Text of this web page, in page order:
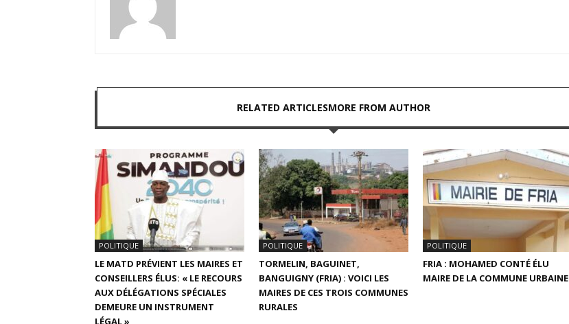
RELATED ARTICLESMORE FROM AUTHOR
POLITIQUE
LE MATD PRÉVIENT LES MAIRES ET
CONSEILLERS ÉLUS: « LE RECOURS
AUX DÉLÉGATIONS SPÉCIALES
DEMEURE UN INSTRUMENT
LÉGAL »
POLITIQUE
TORMELIN, BAGUINET,
BANGUIGNY (FRIA) : VOICI LES
MAIRES DE CES TROIS COMMUNES
RURALES
POLITIQUE
FRIA : MOHAMED CONTÉ ÉLU
MAIRE DE LA COMMUNE URBAINE